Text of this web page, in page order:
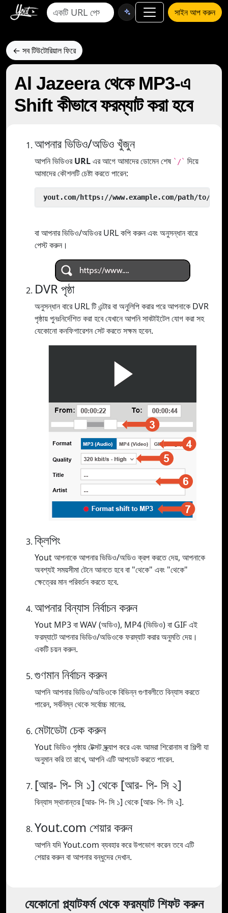
সাইন আপ করুন
← সব টিউটোরিয়াল ফিরে
Al Jazeera থেকে MP3-এ
Shift কীভাবে ফরম্যাট করা হবে
আপনার ভিডিও/অডিও খুঁজুন
আপনি ভিডিওরURLএর আগে আমাদের ডোমেন শেষ `/` দিয়ে
আমাদের কৌশলটি চেষ্টা করতে পারেন:
yout.com/https://www.example.com/path/to/
বা আপনার ভিডিও/অডিওর URL কপি করুন এবং অনুসন্ধান বারে
পেস্ট করুন।
DVR পৃষ্ঠা
অনুসন্ধান বারে URL টি এন্টার বা অনুলিপি করার পরে আপনাকে DVR
পৃষ্ঠায় পুনঃনির্দেশিত করা হবে যেখানে আপনি সাবটাইটেল যোগ করা সহ
যেকোনো কনফিগারেশন সেট করতে সক্ষম হবেন.
ক্লিপিং
Yout আপনাকে আপনার ভিডিও/অডিও ক্রপ করতে দেয়, আপনাকে
অবশ্যই সময়সীমা টেনে আনতে হবে বা "থেকে" এবং "থেকে"
ক্ষেত্রের মান পরিবর্তন করতে হবে.
আপনার বিন্যাস নির্বাচন করুন
Yout MP3 বা WAV (অডিও), MP4 (ভিডিও) বা GIF এই
ফরম্যাটে আপনার ভিডিও/অডিওকে ফরম্যাট করার অনুমতি দেয়।
একটি চয়ন করুন.
গুণমান নির্বাচন করুন
আপনি আপনার ভিডিও/অডিওকে বিভিন্ন গুণাবলীতে বিন্যাস করতে
পারেন, সর্বনিম্ন থেকে সর্বোচ্চ মানের.
মেটাডেটা চেক করুন
Yout ভিডিও পৃষ্ঠায় টেক্সট স্ক্র্যাপ করে এবং আমরা শিরোনাম বা শিল্পী যা
অনুমান করি তা রাখে, আপনি এটি আপডেট করতে পারেন.
[আর- পি- সি ১] থেকে [আর- পি- সি ২]
বিন্যাস স্থানান্তর [আর- পি- সি ১] থেকে [আর- পি- সি ২].
Yout.com শেয়ার করুন
আপনি যদি Yout.com ব্যবহার করে উপভোগ করেন তবে এটি
শেয়ার করুন বা আপনার বন্ধুদের দেখান.
যেকোনো প্ল্যাটফর্ম থেকে ফরম্যাট শিফট করুন